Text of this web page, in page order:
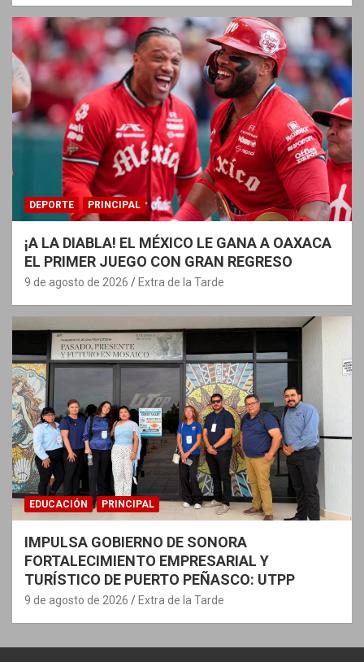
DEPORTE PRINCIPAL
¡A LA DIABLA! EL MÉXICO LE GANA A OAXACA
EL PRIMER JUEGO CON GRAN REGRESO
9 de agosto de 2026 Extra de la Tarde
EDUCACIÓN PRINCIPAL
IMPULSA GOBIERNO DE SONORA
FORTALECIMIENTO EMPRESARIAL Y
TURÍSTICO DE PUERTO PEÑASCO: UTPP
9 de agosto de 2026 Extra de la Tarde